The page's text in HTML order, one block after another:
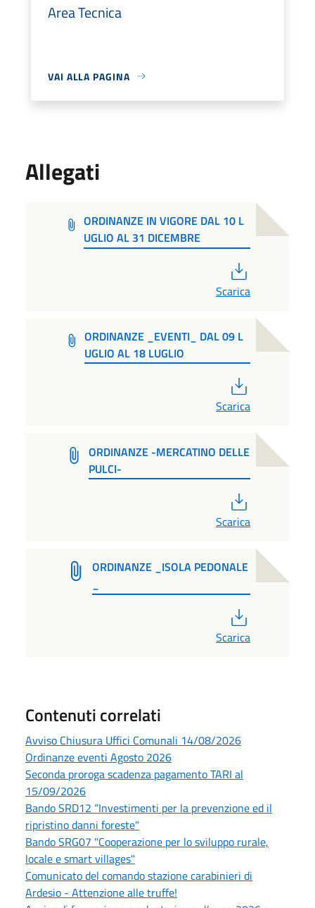
Area Tecnica
VAI ALLA PAGINA
Allegati
ORDINANZE IN VIGORE DAL 10 L
UGLIO AL 31 DICEMBRE
Scarica
ORDINANZE _EVENTI_ DAL 09 L
UGLIO AL 18 LUGLIO
Scarica
ORDINANZE -MERCATINO DELLE
PULCI-
Scarica
ORDINANZE _ISOLA PEDONALE
Scarica
Contenuti correlati
Avviso Chiusura Uffici Comunali 14/08/2026
Ordinanze eventi Agosto 2026
Seconda proroga scadenza pagamento TARI al
15/09/2026
Bando SRD12 “Investimenti per la prevenzione ed il
ripristino danni foreste"
Bando SRG07 "Cooperazione per lo sviluppo rurale,
locale e smart villages"
Comunicato del comando stazione carabinieri di
Ardesio - Attenzione alle truffe!